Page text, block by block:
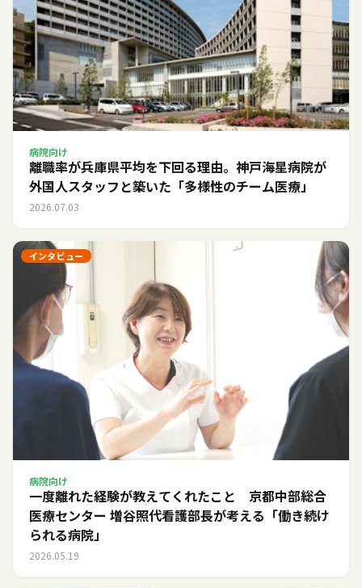
病院向け
離職率が兵庫県平均を下回る理由。神戸海星病院が
外国人スタッフと築いた「多様性のチーム医療」
2026.07.03
インタビュー
病院向け
一度離れた経験が教えてくれたこと 京都中部総合
医療センター 増谷照代看護部長が考える「働き続け
られる病院」
2026.05.19